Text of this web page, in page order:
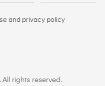
and privacy policy
All rights reserved.